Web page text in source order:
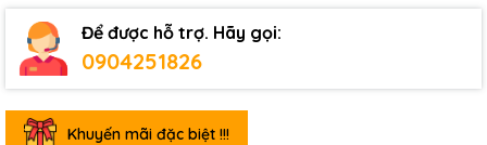
Để được hỗ trợ. Hãy gọi:
0904251826
Khuyến mãi đặc biệt !!!